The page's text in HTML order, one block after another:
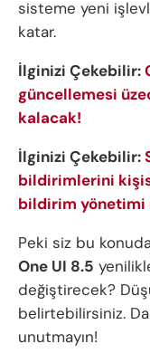
sisteme yeni
katar.
İlginizi Çekebilir:
güncellemesi
kalacak!
İlginizi Çekebilir:
bildirimlerini
bildirim yönetimi
Peki siz bu
One UI 8.5
değiştirecek?
belirtebilirsiniz.
unutmayın!